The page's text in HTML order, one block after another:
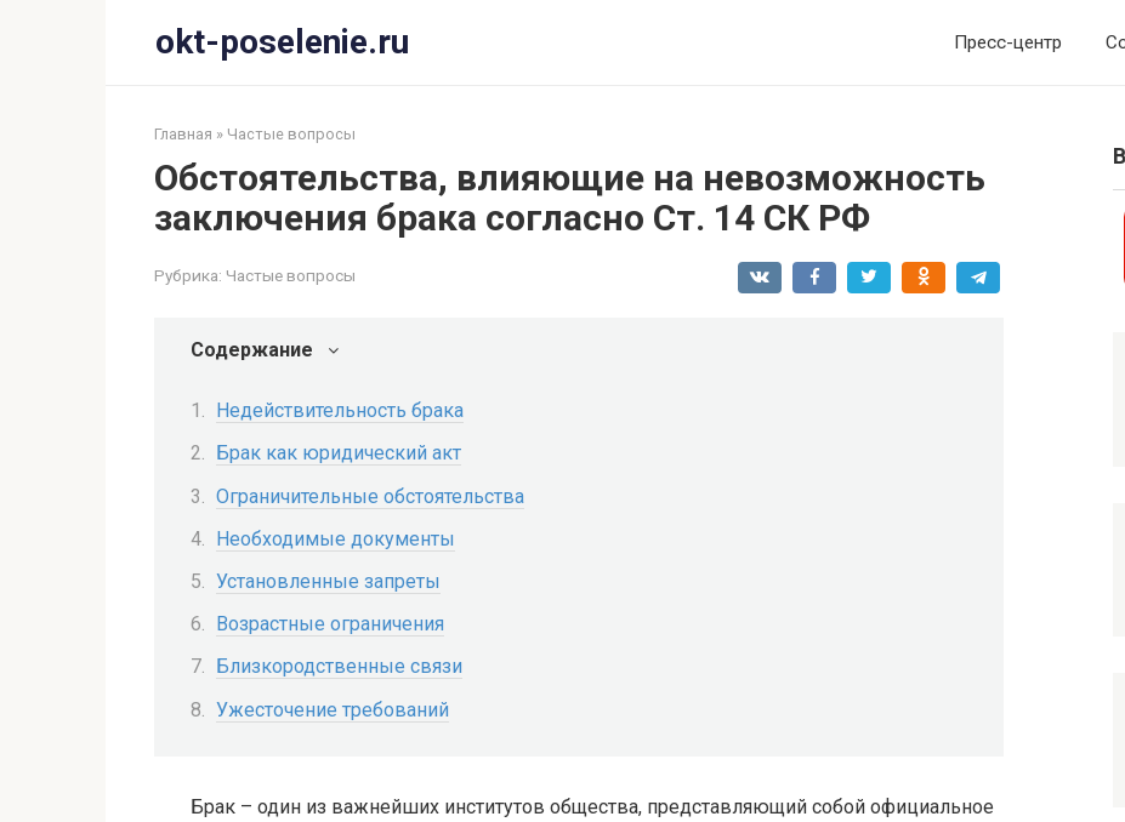
okt-poselenie.ru Пресс-центр
Главная » Частые вопросы
Обстоятельства, влияющие на невозможность
заключения брака согласно Ст. 14 СК РФ
Рубрика: Частые вопросы
Содержание
Недействительность брака
Брак как юридический акт
Ограничительные обстоятельства
Необходимые документы
Установленные запреты
Возрастные ограничения
Близкородственные связи
Ужесточение требований
Брак – один из важнейших институтов общества, представляющий собой официальное